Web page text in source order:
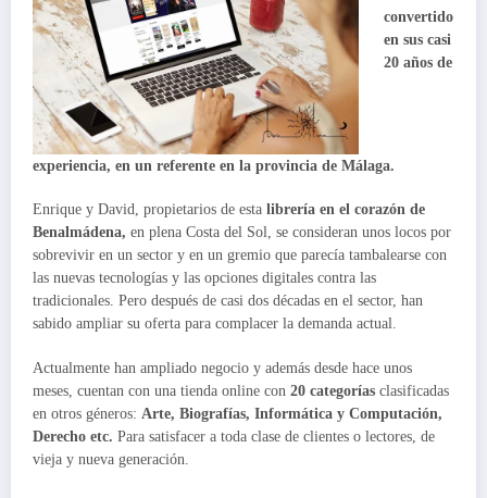
convertido
en sus casi
20 años de
experiencia, en un referente en la provincia de Málaga.
Enrique y David, propietarios de esta librería en el corazón de
Benalmádena, en plena Costa del Sol, se consideran unos locos por
sobrevivir en un sector y en un gremio que parecía tambalearse con
las nuevas tecnologías y las opciones digitales contra las
tradicionales. Pero después de casi dos décadas en el sector, han
sabido ampliar su oferta para complacer la demanda actual.
Actualmente han ampliado negocio y además desde hace unos
meses, cuentan con una tienda online con 20 categorías clasificadas
en otros géneros: Arte, Biografías, Informática y Computación,
Derecho etc. Para satisfacer a toda clase de clientes o lectores, de
vieja y nueva generación.